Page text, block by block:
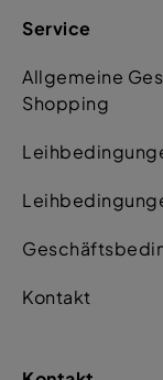
Service
Allgemeine
Shopping
Kontakt